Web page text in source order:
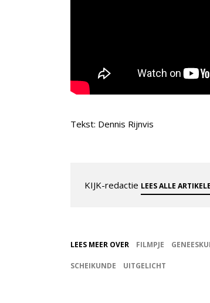
Tekst: Dennis Rijnvis
KIJK-redactie LEES ALLE
LEES MEER OVER FILMPJE
SCHEIKUNDE UITGELICHT